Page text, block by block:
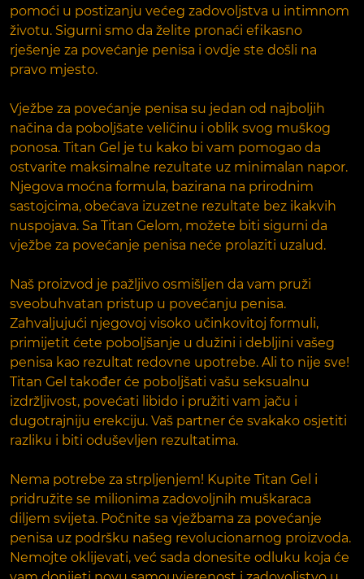
pomoći u postizanju većeg zadovoljstva u intimnom
životu. Sigurni smo da želite pronaći efikasno
rješenje za povećanje penisa i ovdje ste došli na
pravo mjesto.
Vježbe za povećanje penisa su jedan od najboljih
načina da poboljšate veličinu i oblik svog muškog
ponosa. Titan Gel je tu kako bi vam pomogao da
ostvarite maksimalne rezultate uz minimalan napor.
Njegova moćna formula, bazirana na prirodnim
sastojcima, obećava izuzetne rezultate bez ikakvih
nuspojava. Sa Titan Gelom, možete biti sigurni da
vježbe za povećanje penisa neće prolaziti uzalud.
Naš proizvod je pažljivo osmišljen da vam pruži
sveobuhvatan pristup u povećanju penisa.
Zahvaljujući njegovoj visoko učinkovitoj formuli,
primijetit ćete poboljšanje u dužini i debljini vašeg
penisa kao rezultat redovne upotrebe. Ali to nije sve!
Titan Gel također će poboljšati vašu seksualnu
izdržljivost, povećati libido i pružiti vam jaču i
dugotrajniju erekciju. Vaš partner će svakako osjetiti
razliku i biti oduševljen rezultatima.
Nema potrebe za strpljenjem! Kupite Titan Gel i
pridružite se milionima zadovoljnih muškaraca
diljem svijeta. Počnite sa vježbama za povećanje
penisa uz podršku našeg revolucionarnog proizvoda.
Nemojte oklijevati, već sada donesite odluku koja će